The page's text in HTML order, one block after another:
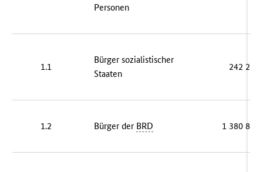
Personen
1.1
Bürger sozialistischer
Staaten
242 289
1.2 Bürger der BRD 1 380 883